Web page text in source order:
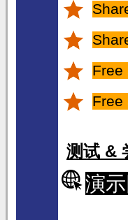
Free
Free
测试 &
演